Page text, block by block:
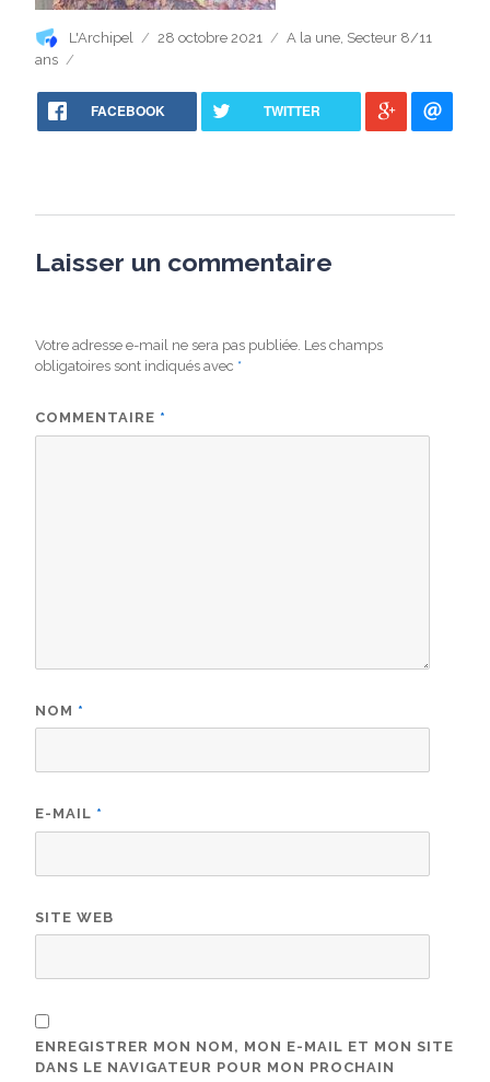
Auteur
L'Archipel
Publié
28 octobre 2021 Catégories
A la une, Secteur 8/11
ans
FACEBOOK TWITTER
Laisser un commentaire
Votre adresse e-mail ne sera pas publiée. Les champs
obligatoires sont indiqués avec *
COMMENTAIRE *
NOM *
E-MAIL *
SITE WEB
ENREGISTRER MON NOM, MON E-MAIL ET MON SITE
DANS LE NAVIGATEUR POUR MON PROCHAIN